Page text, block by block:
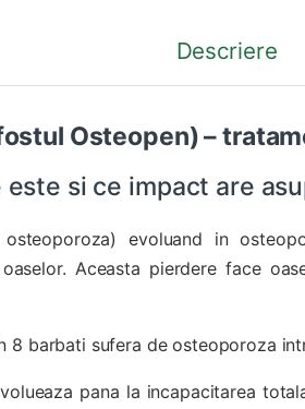
Descriere
Osteopen) –
si ce impact are
evoluand in
Aceasta pierdere face
8 barbati sufera de osteoporoza
pana la incapacitarea